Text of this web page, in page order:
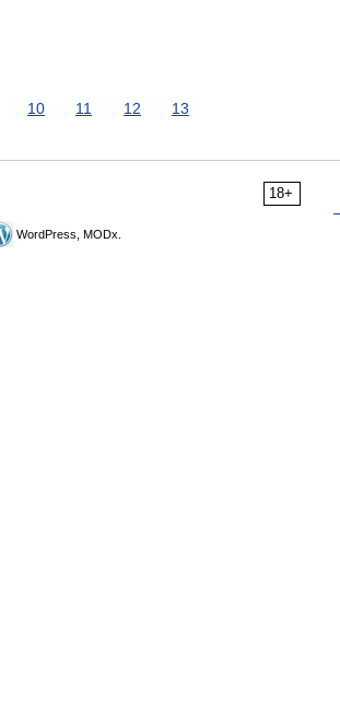
10 11 12 13
18+
WordPress, MODx.